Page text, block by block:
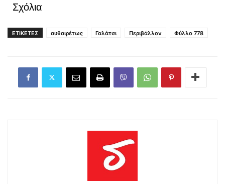
Σχόλια
ΕΤΙΚΕΤΕΣ αυθαιρέτως Γαλάτσι Περιβάλλον Φύλλο 778